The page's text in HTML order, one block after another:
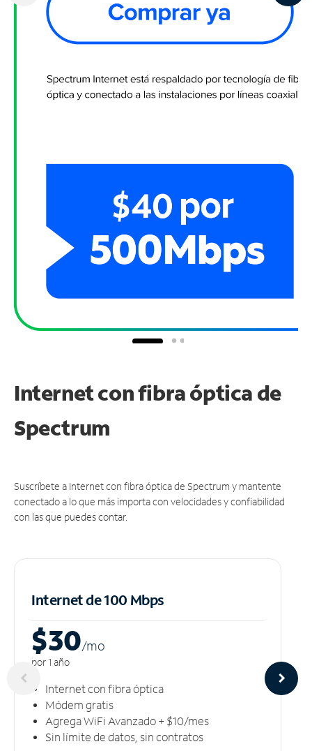
Internet con fibra óptica de
Spectrum
Suscríbete a Internet con fibra óptica de Spectrum y mantente
conectado a lo que más importa con velocidades y confiabilidad
con las que puedes contar.
Internet de 100 Mbps
$30/mo
por 1 año
Internet con fibra óptica
Módem gratis
Agrega WiFi Avanzado + $10/mes
Sin límite de datos, sin contratos